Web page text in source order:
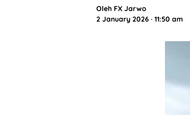
Oleh FX Jarwo
2 January 2026 · 11:50 am